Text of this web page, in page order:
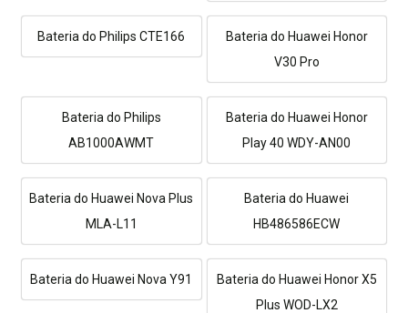
Bateria do Philips CTE166
Bateria do Huawei Honor
V30 Pro
Bateria do Philips
AB1000AWMT
Bateria do Huawei Honor
Play 40 WDY-AN00
Bateria do Huawei Nova Plus
MLA-L11
Bateria do Huawei
HB486586ECW
Bateria do Huawei Nova Y91
Bateria do Huawei Honor X5
Plus WOD-LX2